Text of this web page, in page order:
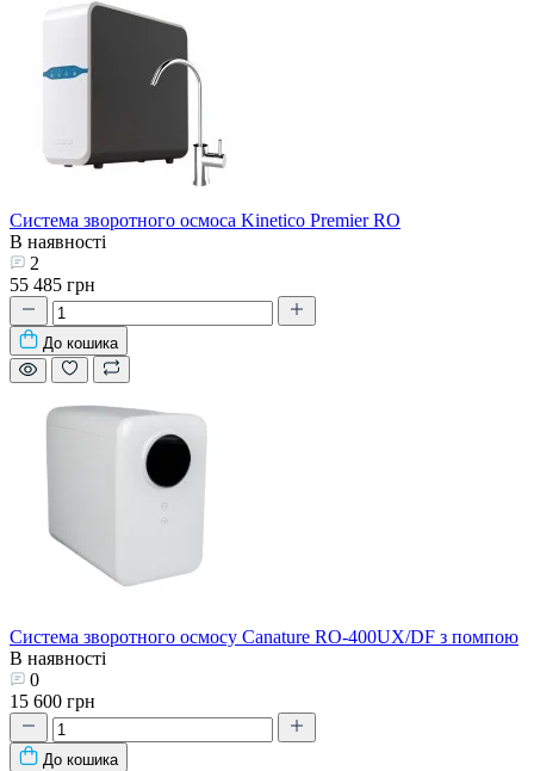
Система зворотного осмоса Kinetico Premier RO
В наявності
2
55 485 грн
До кошика
Система зворотного осмосу Canature RO-400UX/DF з помпою
В наявності
0
15 600 грн
До кошика